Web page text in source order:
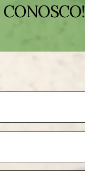
CONOSCO!